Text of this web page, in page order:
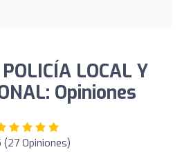
LOCAL Y
Opiniones
Opiniones)